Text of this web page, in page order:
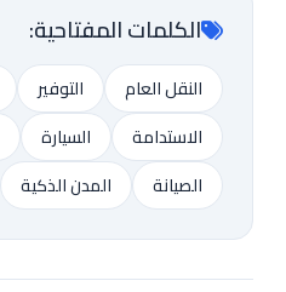
الكلمات المفتاحية:
النقل العام التوفير
الاستدامة
السيارة
الصيانة
المدن الذكية